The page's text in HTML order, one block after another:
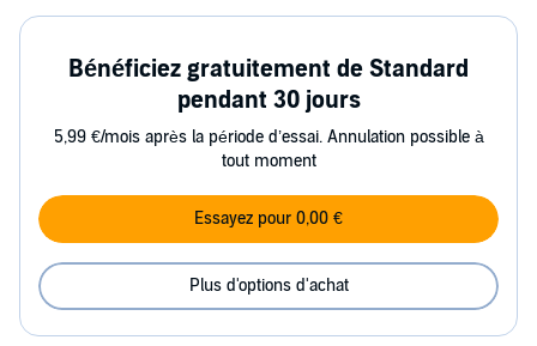
Bénéficiez gratuitement de Standard
pendant 30 jours
5,99 €/mois après la période d’essai. Annulation possible à
tout moment
Essayez pour 0,00 €
Plus d'options d'achat